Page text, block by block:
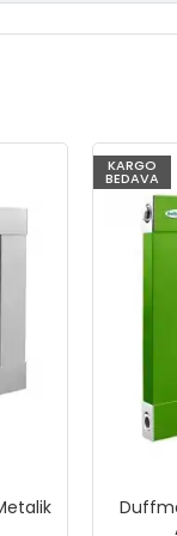
KARGO
BEDAVA